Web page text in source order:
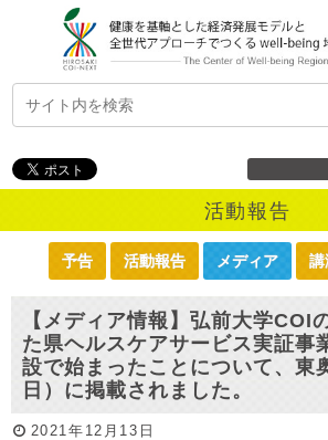
活動報告
予告 活動報告 メディア 講
【メディア情報】弘前大学COI
た県ヘルスケアサービス実証事
設で始まったことについて、東
日）に掲載されました。
2021年12月13日